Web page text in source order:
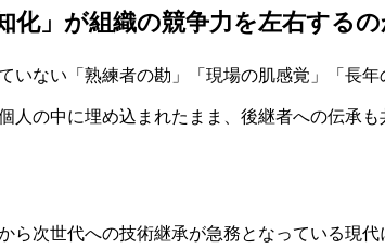
化」が組織の競争力を左右する
いない「熟練者の勘」「現場の肌感覚」「長年
人の中に埋め込まれたまま、後継者への伝承も
ら次世代への技術継承が急務となっている現代